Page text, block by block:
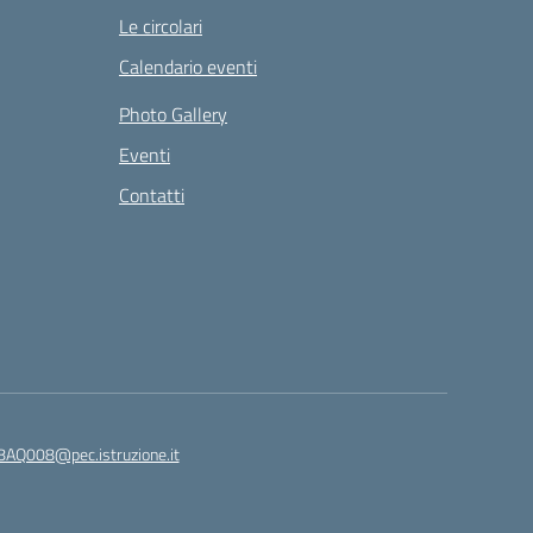
Le circolari
Calendario eventi
Photo Gallery
Eventi
Contatti